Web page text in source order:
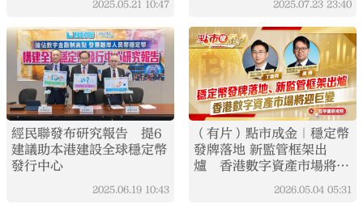
2025.05.21 10:47 2025.07.23 23:40
經民聯發布研究報告 提6
建議助本港建設全球穩定幣
發行中心
2025.06.19 10:43
（有片）點市成金｜穩定幣
發牌落地 新監管框架出
爐 香港數字資產市場將迎
2026.05.04 05:31